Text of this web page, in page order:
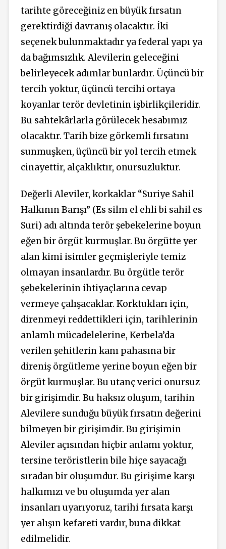
tarihte göreceğiniz en büyük fırsatın
gerektirdiği davranış olacaktır. İki
seçenek bulunmaktadır ya federal yapı ya
da bağımsızlık. Alevilerin geleceğini
belirleyecek adımlar bunlardır. Üçüncü bir
tercih yoktur, üçüncü tercihi ortaya
koyanlar terör devletinin işbirlikçileridir.
Bu sahtekârlarla görülecek hesabımız
olacaktır. Tarih bize görkemli fırsatını
sunmuşken, üçüncü bir yol tercih etmek
cinayettir, alçaklıktır, onursuzluktur.
Değerli Aleviler, korkaklar “Suriye Sahil
Halkının Barışı” (Es silm el ehli bi sahil es
Suri) adı altında terör şebekelerine boyun
eğen bir örgüt kurmuşlar. Bu örgütte yer
alan kimi isimler geçmişleriyle temiz
olmayan insanlardır. Bu örgütle terör
şebekelerinin ihtiyaçlarına cevap
vermeye çalışacaklar. Korktukları için,
direnmeyi reddettikleri için, tarihlerinin
anlamlı mücadelelerine, Kerbela’da
verilen şehitlerin kanı pahasına bir
direniş örgütleme yerine boyun eğen bir
örgüt kurmuşlar. Bu utanç verici onursuz
bir girişimdir. Bu haksız oluşum, tarihin
Alevilere sunduğu büyük fırsatın değerini
bilmeyen bir girişimdir. Bu girişimin
Aleviler açısından hiçbir anlamı yoktur,
tersine teröristlerin bile hiçe sayacağı
sıradan bir oluşumdur. Bu girişime karşı
halkımızı ve bu oluşumda yer alan
insanları uyarıyoruz, tarihi fırsata karşı
yer alışın kefareti vardır, buna dikkat
edilmelidir.